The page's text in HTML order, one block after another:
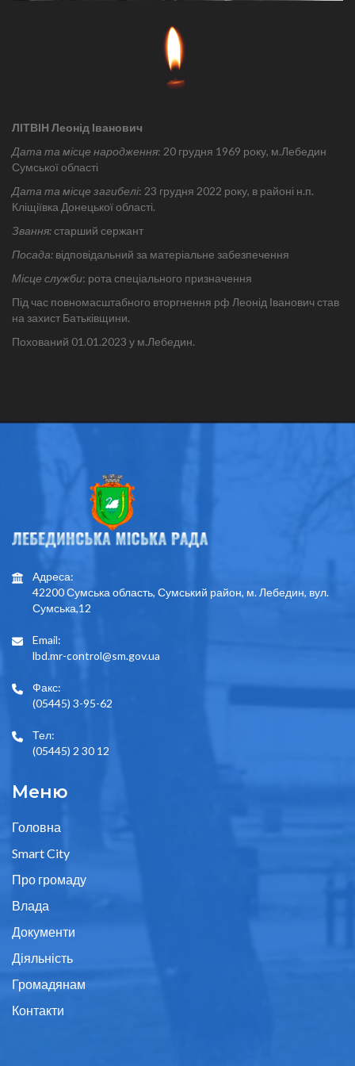
ЛІТВІН Леонід Іванович
Дата та місце народження: 20 грудня 1969 року, м.Лебедин
Сумської області
Дата та місце загибелі: 23 грудня 2022 року, в районі н.п.
Кліщіївка Донецької області.
Звання:старший сержант
Посада: відповідальний за матеріальне забезпечення
Місце служби: рота спеціального призначення
Під час повномасштабного вторгнення рф Леонід Іванович став
на захист Батьківщини.
Похований 01.01.2023 у м.Лебедин.
Адреса:
42200 Сумська область, Сумський район, м. Лебедин, вул.
Сумська,12
Email:
lbd.mr-control@sm.gov.ua
Факс:
(05445) 3-95-62
Тел:
(05445) 2 30 12
Меню
Головна
Smart City
Про громаду
Влада
Документи
Діяльність
Громадянам
Контакти